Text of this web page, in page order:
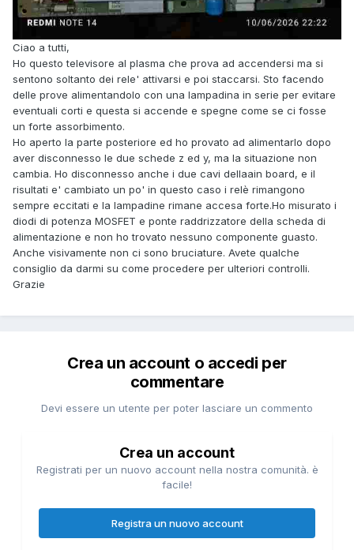
Ciao a tutti,
Ho questo televisore al plasma che prova ad accendersi ma si
sentono soltanto dei rele' attivarsi e poi staccarsi. Sto facendo
delle prove alimentandolo con una lampadina in serie per evitare
eventuali corti e questa si accende e spegne come se ci fosse
un forte assorbimento.
Ho aperto la parte posteriore ed ho provato ad alimentarlo dopo
aver disconnesso le due schede z ed y, ma la situazione non
cambia. Ho disconnesso anche i due cavi dellaain board, e il
risultati e' cambiato un po' in questo caso i relè rimangono
sempre eccitati e la lampadine rimane accesa forte.Ho misurato i
diodi di potenza MOSFET e ponte raddrizzatore della scheda di
alimentazione e non ho trovato nessuno componente guasto.
Anche visivamente non ci sono bruciature. Avete qualche
consiglio da darmi su come procedere per ulteriori controlli.
Grazie
Crea un account o accedi per
commentare
Devi essere un utente per poter lasciare un commento
Crea un account
Registrati per un nuovo account nella nostra comunità. è
facile!
Registra un nuovo account